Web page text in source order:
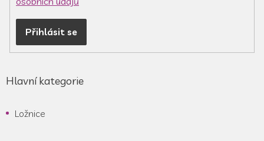
Přihlásit se
Hlavní kategorie
Ložnice